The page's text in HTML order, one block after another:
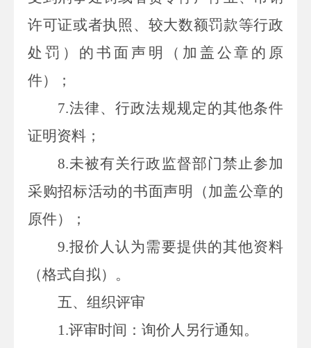
许可证或者执照、较大数额罚款等行政
处罚）的书面声明（加盖公章的原
件）；
7.法律、行政法规规定的其他条件
证明资料；
8.未被有关行政监督部门禁止参加
采购招标活动的书面声明（加盖公章的
原件）；
9.报价人认为需要提供的其他资料
（格式自拟）。
五、组织评审
1.评审时间：询价人另行通知。